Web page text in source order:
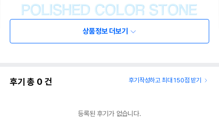
상품정보 더보기
후기 총 0 건 후기작성하고 최대 150점 받기
등록된 후기가 없습니다.